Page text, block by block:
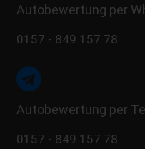
Autobewertung per
0157 - 849 157 78
Autobewertung per
0157 - 849 157 78